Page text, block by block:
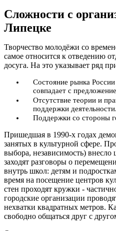
Сложности с
Липецке
Творчество молодёжи со
самое относится к отведению
досуга. На это указывает ряд
Состояние рынка
совпадает с
Отсутствие теории и
поддержки деятельности.
Поддержки со стороны
Пришедшая в 1990-х годах
занятых в культурной сфере.
выбора, независимость)
заходят разговоры о
внутрь школ: детям и
время на посещение центров
стен проходят кружки -
городские организации
нехватки квадратных метров.
свободно общаться друг с